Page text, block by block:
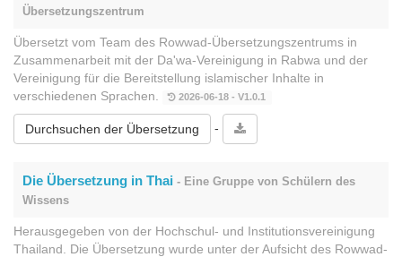
Übersetzungszentrum
Übersetzt vom Team des Rowwad-Übersetzungszentrums in
Zusammenarbeit mit der Da'wa-Vereinigung in Rabwa und der
Vereinigung für die Bereitstellung islamischer Inhalte in
verschiedenen Sprachen.
2026-06-18 - V1.0.1
Durchsuchen der Übersetzung -
Die Übersetzung in Thai - Eine Gruppe von Schülern des
Wissens
Herausgegeben von der Hochschul- und Institutionsvereinigung
Thailand. Die Übersetzung wurde unter der Aufsicht des Rowwad-